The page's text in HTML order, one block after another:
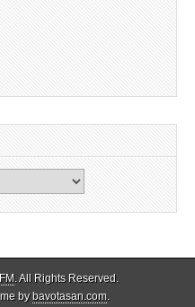
. All Rights Reserved.
bybavotasan.com.